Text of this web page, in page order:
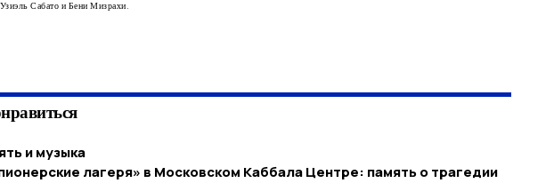
Сабато и Бени Мизрахи.
и музыка
лагеря» в Московском Каббала Центре: память о трагедии